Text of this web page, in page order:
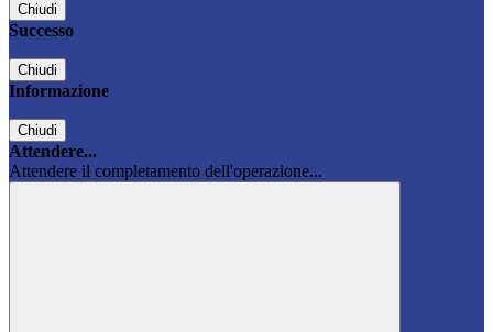
Chiudi
Successo
Chiudi
Informazione
Chiudi
Attendere...
Attendere il completamento dell'operazione...